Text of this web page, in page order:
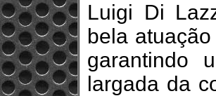
Luigi Di
bela
garantindo
largada da